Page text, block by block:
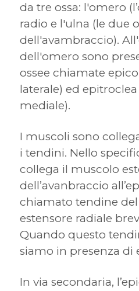
da tre ossa: l'omero
radio e l'ulna (le due
dell'avambraccio).
dell'omero sono
ossee chiamate
laterale) ed
mediale).
I muscoli sono
i tendini. Nello
collega il muscolo
dell’avanbraccio
chiamato tendine
estensore radiale
Quando questo
siamo in presenza di
In via secondaria,